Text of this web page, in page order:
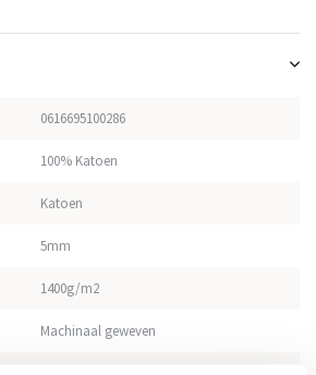
0616695100286
100% Katoen
Katoen
5mm
1400g/m2
Machinaal geweven